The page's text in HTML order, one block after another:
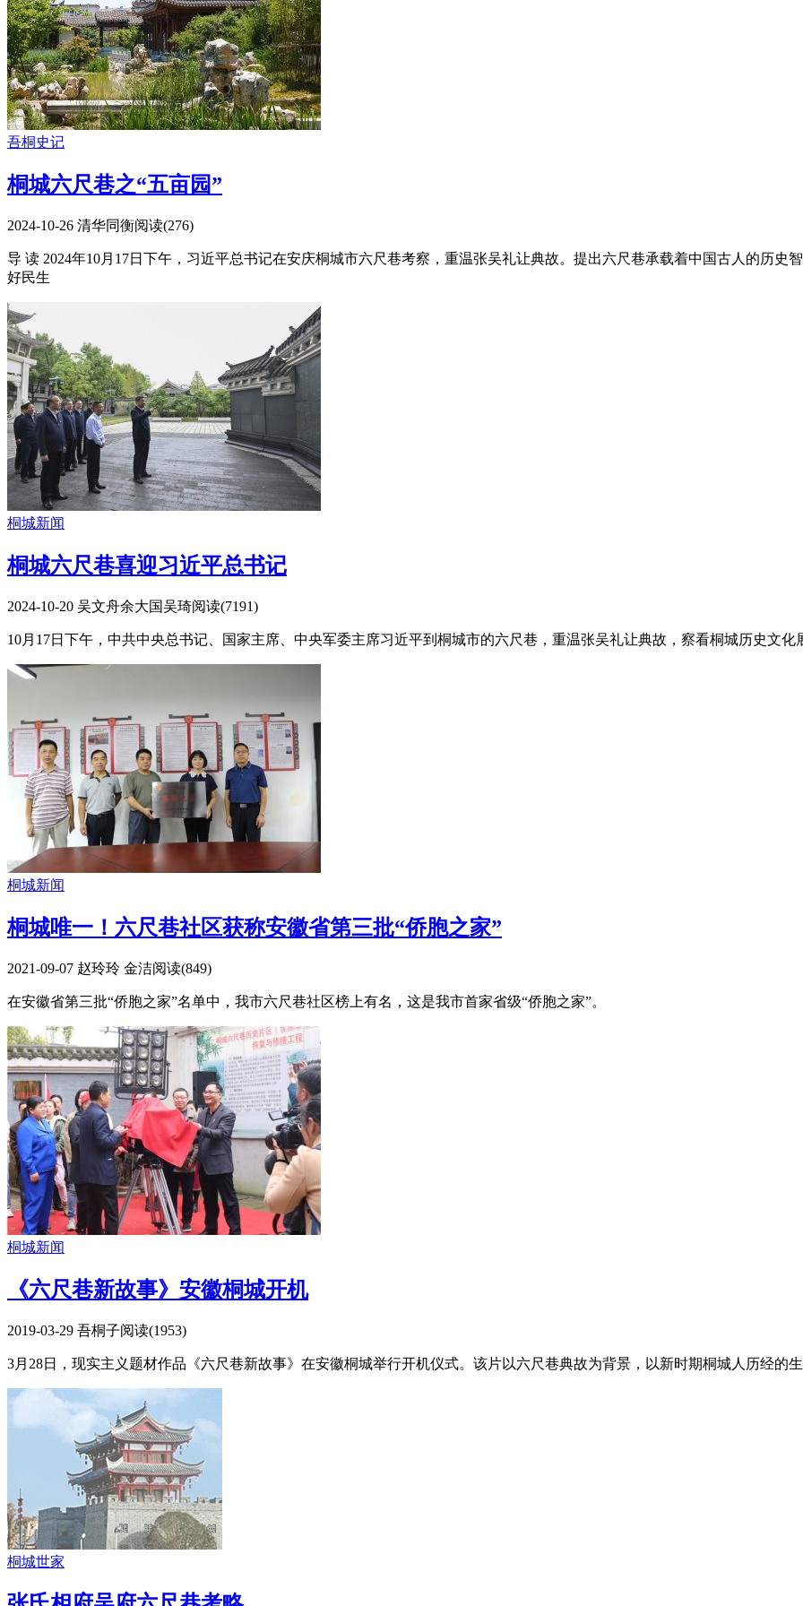
吾桐史记
桐城六尺巷之“五亩园”
2024-10-26 清华同衡阅读(276)
导 读 2024年10月17日下午，习近平总书记在安庆桐城市六尺巷考察，重温张吴礼让典故。提出六尺巷承载着中国古人的历
好民生
桐城新闻
桐城六尺巷喜迎习近平总书记
2024-10-20 吴文舟余大国吴琦阅读(7191)
10月17日下午，中共中央总书记、国家主席、中央军委主席习近平到桐城市的六尺巷，重温张吴礼让典故，察看桐城历史文化
桐城新闻
桐城唯一！六尺巷社区获称安徽省第三批“侨胞之家”
2021-09-07 赵玲玲 金洁阅读(849)
在安徽省第三批“侨胞之家”名单中，我市六尺巷社区榜上有名，这是我市首家省级“侨胞之家”。
桐城新闻
《六尺巷新故事》安徽桐城开机
2019-03-29 吾桐子阅读(1953)
3月28日，现实主义题材作品《六尺巷新故事》在安徽桐城举行开机仪式。该片以六尺巷典故为背景，以新时期桐城人历经的
桐城世家